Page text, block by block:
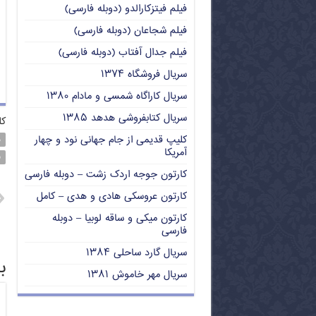
فیلم فیتزکارالدو (دوبله فارسی)
فیلم شجاعان (دوبله فارسی)
فیلم جدال آفتاب (دوبله فارسی)
سریال فروشگاه ۱۳۷۴
سریال کاراگاه شمسی و مادام ۱۳۸۰
سریال کتابفروشی هدهد ۱۳۸۵
کلیپ قدیمی از جام جهانی نود و چهار
آمریکا
کارتون جوجه اردک زشت – دوبله فارسی
کارتون عروسکی هادی و هدی – کامل
کارتون میکی و ساقه لوبیا – دوبله
فارسی
سریال گارد ساحلی ۱۳۸۴
سریال مهر خاموش ۱۳۸۱